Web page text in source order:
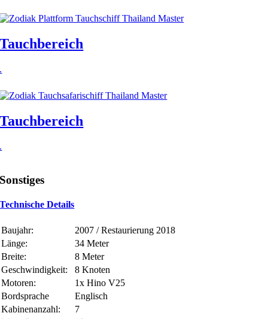
Tauchbereich
.
Tauchbereich
.
Sonstiges
Technische Details
Baujahr:
2007 / Restaurierung 2018
Länge:
34 Meter
Breite:
8 Meter
Geschwindigkeit:
8 Knoten
Motoren:
1x Hino V25
Bordsprache
Englisch
Kabinenanzahl:
7